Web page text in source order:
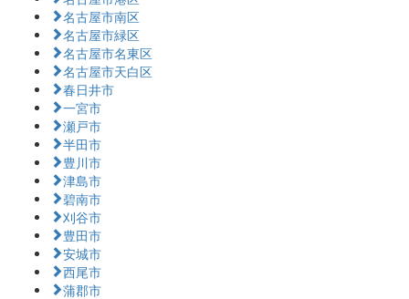
名古屋市南区
名古屋市緑区
名古屋市名東区
名古屋市天白区
春日井市
一宮市
瀬戸市
半田市
豊川市
津島市
碧南市
刈谷市
豊田市
安城市
西尾市
蒲郡市